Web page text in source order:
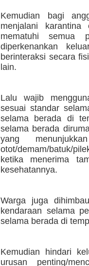
Kemudian bagi
menjalani
mematuhi semua
diperkenankan
berinteraksi secara
lain.
Lalu wajib
sesuai standar
selama berada di
selama berada
yang
otot/demam/batuk/
ketika menerima
kesehatannya.
Warga juga
kendaraan selama
selama berada di
Kemudian hindari
urusan penting/